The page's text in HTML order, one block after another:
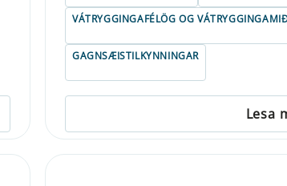
VÁTRYGGINGAFÉLÖG OG
GAGNSÆISTILKYNNINGAR
Lesa